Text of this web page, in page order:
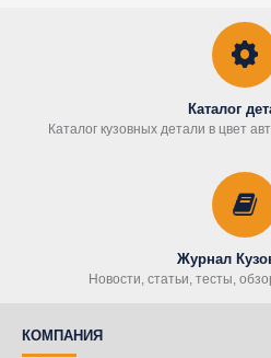
Каталог
Каталог кузовных детали в цвет
Журнал
Новости, статьи, тесты,
КОМПАНИЯ